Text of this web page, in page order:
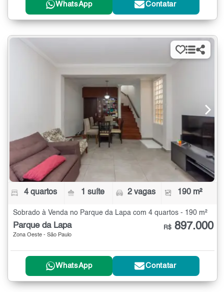
WhatsApp Contatar
4 quartos 1 suíte 2 vagas 190 m²
Sobrado à Venda no Parque da Lapa com 4 quartos - 190 m²
Parque da Lapa
Zona Oeste - São Paulo
R$ 897.000
WhatsApp Contatar